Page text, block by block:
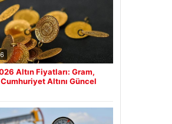
Altın Fiyatları: Gram,
Altını Güncel